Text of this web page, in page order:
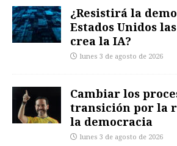
¿Resistirá la
Estados Unidos
crea la IA?
lunes 3 de agosto de 2026
Cambiar los
transición por la
la democracia
lunes 3 de agosto de 2026